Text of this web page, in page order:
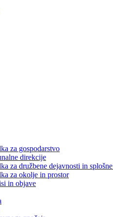
za gospodarstvo
direkcije
za družbene dejavnosti in
za okolje in prostor
in objave